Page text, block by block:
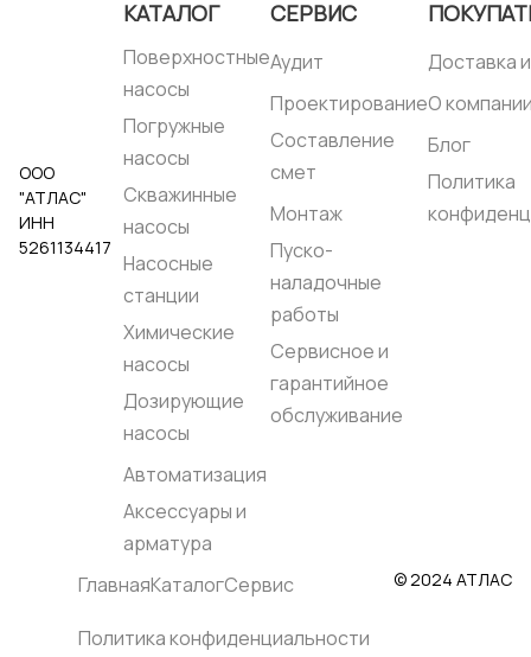
ООО
"АТЛАС"
ИНН
5261134417
КАТАЛОГ
Поверхностные
насосы
Погружные
насосы
Скважинные
насосы
Насосные
станции
Химические
насосы
Дозирующие
насосы
Автоматизация
Аксессуары и
арматура
СЕРВИС
Аудит
Проектирование
Составление
смет
Монтаж
Пуско-
наладочные
работы
Сервисное и
гарантийное
обслуживание
Доставка
О
Блог
Политика
ГлавнаяКаталогСервис
Политика конфиденциальности
© 2024 АТЛАС